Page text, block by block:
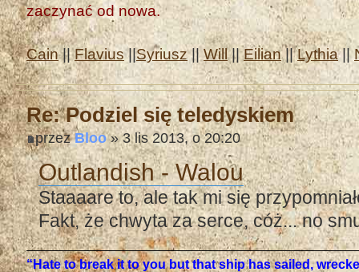
zaczynać od nowa.
Cain||Flavius||Syriusz||Will||Eilian||Lythia||
Re: Podziel się teledyskiem
przezBloo» 3 lis 2013, o 20:20
Outlandish - Walou
Staaaare to, ale tak mi się
Fakt, że chwyta za serce, cóż... no
“Hate to break it to you but that ship has sailed,